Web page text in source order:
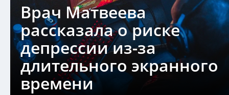
Врач Матвеева
рассказала о риске
депрессии из-за
длительного экранного
времени